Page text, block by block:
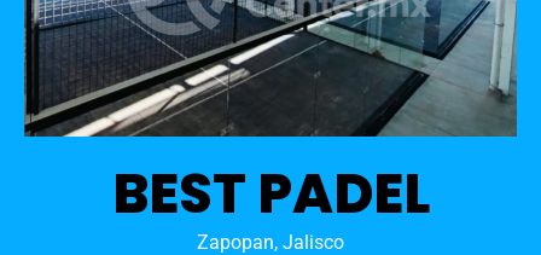
BEST PADEL
Zapopan, Jalisco